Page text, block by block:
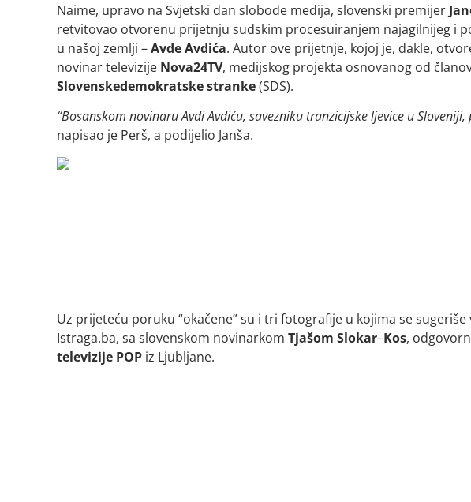
Naime, upravo na Svjetski dan slobode medija, slovenski premijer
retvitovao otvorenu prijetnju sudskim procesuiranjem najagilnijeg i
u našoj zemlji –AvdeAvdića. Autor ove prijetnje, kojoj je, dakle,
novinar televizije Nova24TV, medijskog projekta osnovanog od
Slovenskedemokratskestranke(SDS).
“Bosanskom novinaru Avdi Avdiću, savezniku tranzicijske ljevice u
napisao je Perš, a podijelio Janša.
Uz prijeteću poruku “okačene” su i tri fotografije u kojima se
Istraga.ba, sa slovenskom novinarkom Tjašom Slokar–Kos,
televizije POP iz Ljubljane.